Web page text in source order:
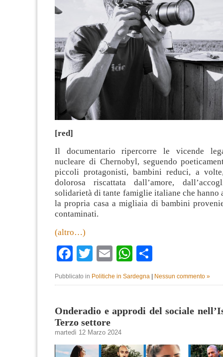
[red]
Il documentario ripercorre le vicende
nucleare di Chernobyl, seguendo
piccoli protagonisti, bambini reduci, a
dolorosa riscattata dall’amore,
solidarietà di tante famiglie italiane che hanno
la propria casa a migliaia di bambini
contaminati.
(altro…)
Facebook
Twitter
EmailWhatsApp
Pubblicato in Politiche in Sardegna | Nessun commento »
Onderadio e approdi del sociale
Terzo settore
martedì 12 Marzo 2024